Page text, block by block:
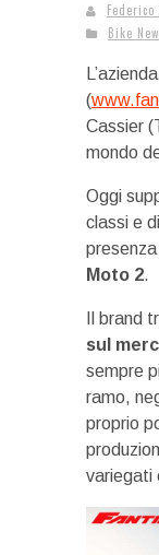
Bike
(
Cassier
mondo
Oggi
classi e
presenza
Moto 2.
Il brand
sul
sempre
ramo,
proprio
variegati